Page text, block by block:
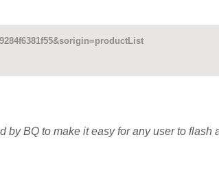
BQ to make it easy for any user to flash